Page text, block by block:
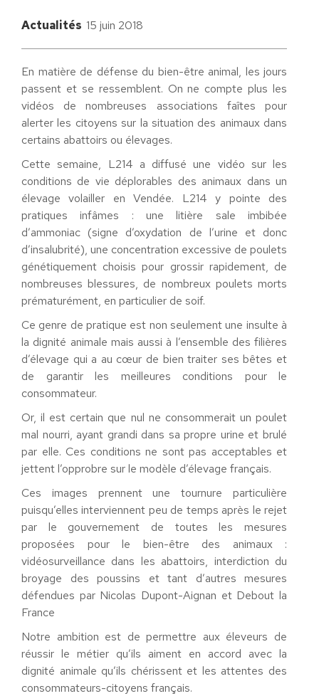
Actualités 15 juin 2018
En matière de défense du bien-être animal, les jours
passent et se ressemblent. On ne compte plus les
vidéos de nombreuses associations faîtes pour
alerter les citoyens sur la situation des animaux dans
certains abattoirs ou élevages.
Cette semaine, L214 a diffusé une vidéo sur les
conditions de vie déplorables des animaux dans un
élevage volailler en Vendée. L214 y pointe des
pratiques infâmes : une litière sale imbibée
d’ammoniac (signe d’oxydation de l’urine et donc
d’insalubrité), une concentration excessive de poulets
génétiquement choisis pour grossir rapidement, de
nombreuses blessures, de nombreux poulets morts
prématurément, en particulier de soif.
Ce genre de pratique est non seulement une insulte à
la dignité animale mais aussi à l’ensemble des filières
d’élevage qui a au cœur de bien traiter ses bêtes et
de garantir les meilleures conditions pour le
consommateur.
Or, il est certain que nul ne consommerait un poulet
mal nourri, ayant grandi dans sa propre urine et brulé
par elle. Ces conditions ne sont pas acceptables et
jettent l’opprobre sur le modèle d’élevage français.
Ces images prennent une tournure particulière
puisqu’elles interviennent peu de temps après le rejet
par le gouvernement de toutes les mesures
proposées pour le bien-être des animaux :
vidéosurveillance dans les abattoirs, interdiction du
broyage des poussins et tant d’autres mesures
défendues par Nicolas Dupont-Aignan et Debout la
France
Notre ambition est de permettre aux éleveurs de
réussir le métier qu’ils aiment en accord avec la
dignité animale qu’ils chérissent et les attentes des
consommateurs-citoyens français.